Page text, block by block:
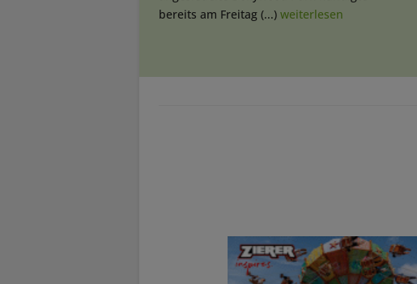
bereits am Freitag (...) weiterlesen